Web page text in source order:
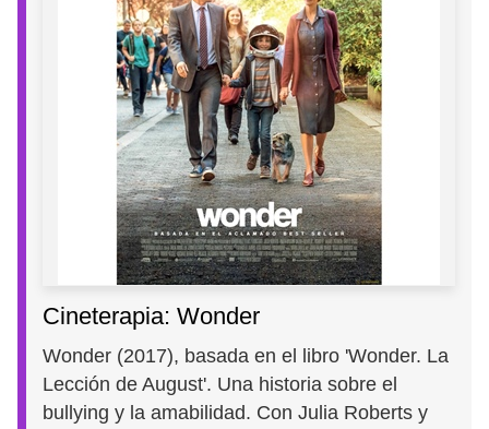
Cineterapia: Wonder
Wonder (2017), basada en el libro 'Wonder. La
Lección de August'. Una historia sobre el
bullying y la amabilidad. Con Julia Roberts y